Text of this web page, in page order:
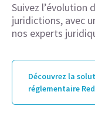
Suivez l’évolution
juridictions, avec
nos experts
Découvrez la
réglementaire